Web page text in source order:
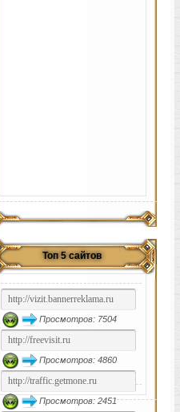
Топ 5 сайтов
Просмотров: 7504
Просмотров: 4860
Просмотров: 2451